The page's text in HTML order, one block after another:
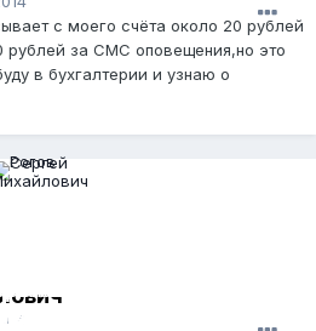
с моего счёта около 20 рублей
рублей за СМС оповещения,но это
в бухгалтерии и узнаю о